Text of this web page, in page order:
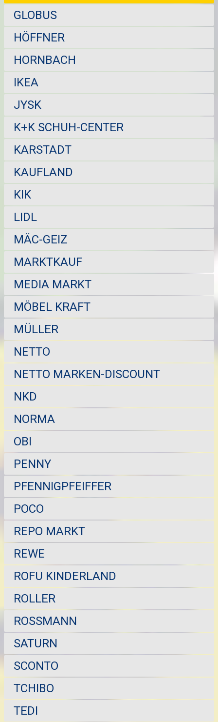
GLOBUS
HÖFFNER
HORNBACH
IKEA
JYSK
K+K SCHUH-CENTER
KARSTADT
KAUFLAND
KIK
LIDL
MÄC-GEIZ
MARKTKAUF
MEDIA MARKT
MÖBEL KRAFT
MÜLLER
NETTO
NETTO MARKEN-DISCOUNT
NKD
NORMA
OBI
PENNY
PFENNIGPFEIFFER
POCO
REPO MARKT
REWE
ROFU KINDERLAND
ROLLER
ROSSMANN
SATURN
SCONTO
TCHIBO
TEDI